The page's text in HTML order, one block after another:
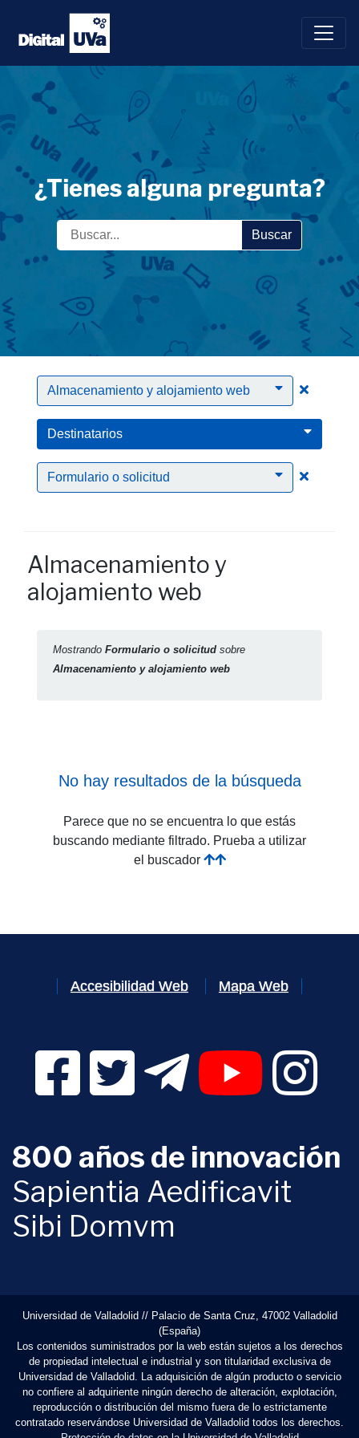
Saltar
contenido
¿Tienes alguna pregunta?
Buscar
Almacenamiento y alojamiento web Clic
Destinatarios
Formulario o solicitud Clic
Almacenamiento y
alojamiento web
Mostrando Formulario o solicitud sobre
Almacenamiento y alojamiento web
No hay resultados de la búsqueda
Parece que no se encuentra lo que estás
buscando mediante filtrado. Prueba a utilizar
el buscador
Accesibilidad Web Mapa Web
Facebook Digital UVa (se abrirá en una nueva
Twitter Digital UVa (se abrirá en una
Telegram Digital UVa (se
YouTube Digital
800 años de innovación
Sapientia Aedificavit
Sibi Domvm
Universidad de Valladolid // Palacio de Santa Cruz, 47002 Valladolid
(España)
Los contenidos suministrados por la web están sujetos a los derechos
de propiedad intelectual e industrial y son titularidad exclusiva de
Universidad de Valladolid. La adquisición de algún producto o servicio
no confiere al adquiriente ningún derecho de alteración, explotación,
reproducción o distribución del mismo fuera de lo estrictamente
contratado reservándose Universidad de Valladolid todos los derechos.